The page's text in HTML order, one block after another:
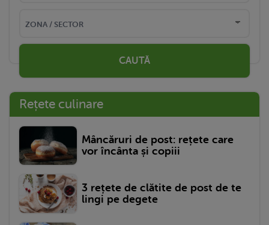
CAUTĂ
Rețete culinare
Mâncăruri de post: rețete care
vor încânta și copiii
3 rețete de clătite de post de te
lingi pe degete